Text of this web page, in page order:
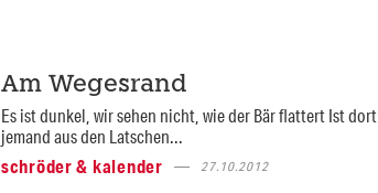
Am Wegesrand
Es ist dunkel, wir sehen nicht, wie der Bär flattert Ist dort
jemand aus den Latschen...
schröder & kalender
27.10.2012